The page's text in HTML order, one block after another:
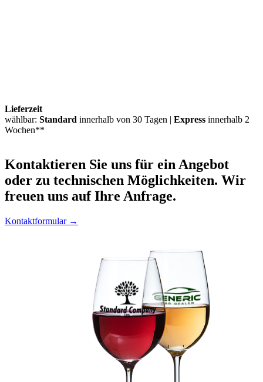
Lieferzeit
wählbar: Standard innerhalb von 30 Tagen | Express innerhalb 2
Wochen**
Kontaktieren Sie uns für ein Angebot
oder zu technischen Möglichkeiten. Wir
freuen uns auf Ihre Anfrage.
Kontaktformular →